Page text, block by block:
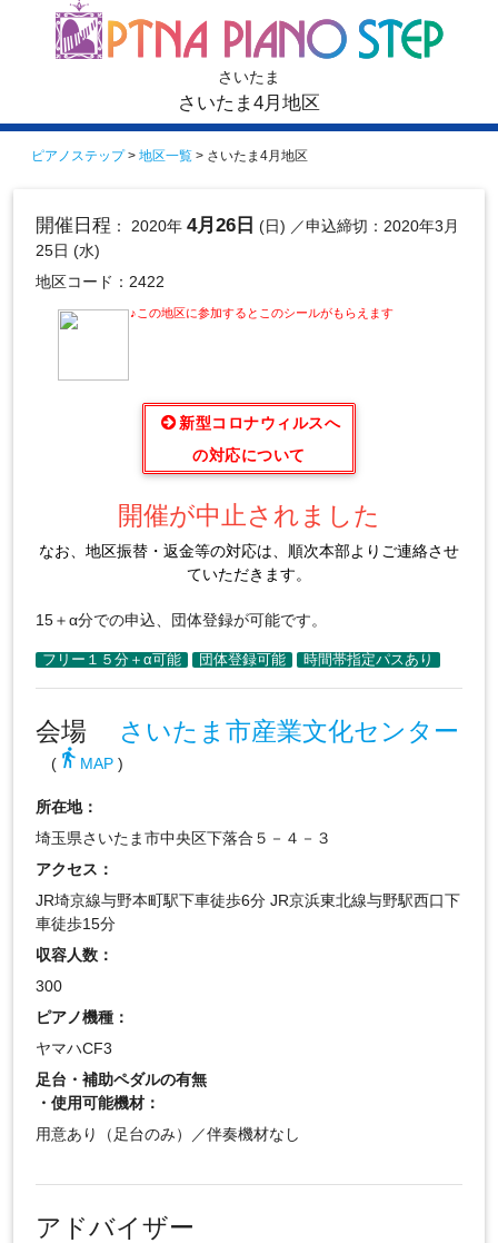
さいたま
さいたま4月地区
ピアノステップ> 地区一覧 > さいたま4月地区
開催日程 ： 2020年 4月26日 (日) ／申込締切：2020年3月
25日 (水)
地区コード：2422
♪この地区に参加するとこのシールがもらえます
新型コロナウィルスへ
の対応について
開催が中止されました
なお、地区振替・返金等の対応は、順次本部よりご連絡させ
ていただきます。
15＋α分での申込、団体登録が可能です。
会場 さいたま市産業文化センター
(directions_walk MAP)
所在地：
埼玉県さいたま市中央区下落合５－４－３
アクセス：
JR埼京線与野本町駅下車徒歩6分 JR京浜東北線与野駅西口下
車徒歩15分
収容人数：
300
ピアノ機種：
ヤマハCF3
足台・補助ペダルの有無
・使用可能機材：
用意あり（足台のみ）／伴奏機材なし
アドバイザー